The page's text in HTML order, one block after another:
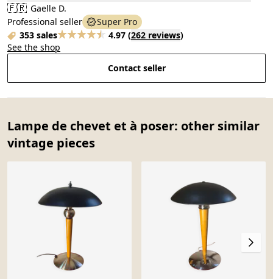
🇫🇷 Gaelle D.
Professional seller
Super Pro
353 sales
4.97 (262 reviews)
See the shop
Contact seller
Lampe de chevet et à poser: other similar
vintage pieces